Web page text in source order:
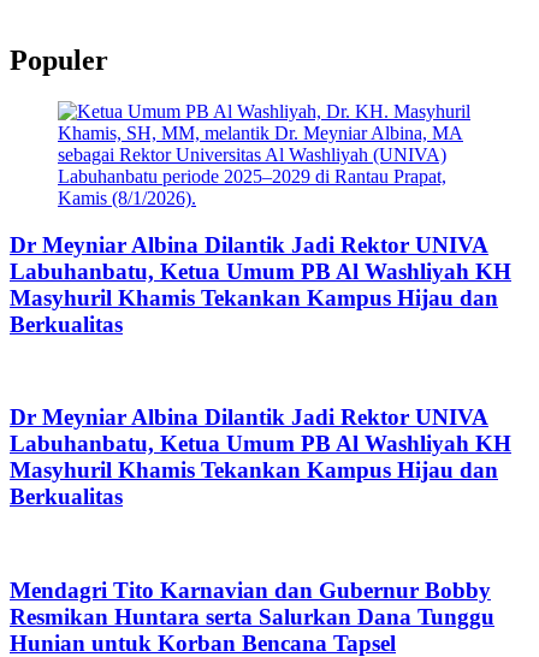
Populer
Dr Meyniar Albina Dilantik Jadi Rektor UNIVA
Labuhanbatu, Ketua Umum PB Al Washliyah KH
Masyhuril Khamis Tekankan Kampus Hijau dan
Berkualitas
Dr Meyniar Albina Dilantik Jadi Rektor UNIVA
Labuhanbatu, Ketua Umum PB Al Washliyah KH
Masyhuril Khamis Tekankan Kampus Hijau dan
Berkualitas
Mendagri Tito Karnavian dan Gubernur Bobby
Resmikan Huntara serta Salurkan Dana Tunggu
Hunian untuk Korban Bencana Tapsel